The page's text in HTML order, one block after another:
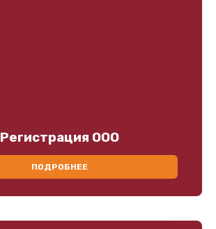
Регистрация ООО
ПОДРОБНЕЕ